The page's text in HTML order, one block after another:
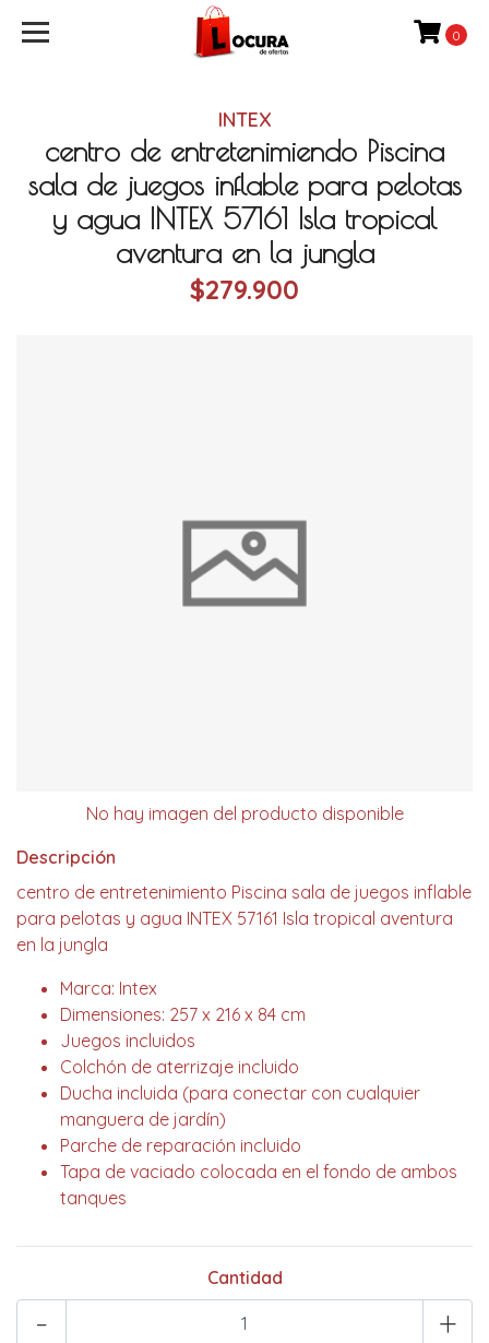
0
INTEX
centro de entretenimiendo Piscina
sala de juegos inflable para pelotas
y agua INTEX 57161 Isla tropical
aventura en la jungla
$279.900
No hay imagen del producto disponible
Descripción
centro de entretenimiento Piscina sala de juegos inflable
para pelotas y agua INTEX 57161 Isla tropical aventura
en la jungla
Marca: Intex
Dimensiones: 257 x 216 x 84 cm
Juegos incluidos
Colchón de aterrizaje incluido
Ducha incluida (para conectar con cualquier
manguera de jardín)
Parche de reparación incluido
Tapa de vaciado colocada en el fondo de ambos
tanques
Cantidad
+
-